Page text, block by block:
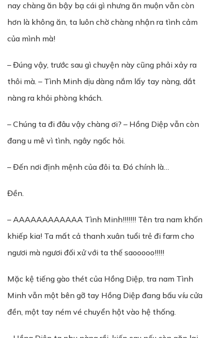
nay chàng ăn bậy bạ cái gì nhưng ăn muộn vẫn còn
hơn là không ăn, ta luôn chờ chàng nhận ra tình cảm
của mình mà!
– Đúng vậy, trước sau gì chuyện này cũng phải xảy ra
thôi mà. – Tình Minh dịu dàng nắm lấy tay nàng, dắt
nàng ra khỏi phòng khách.
– Chúng ta đi đâu vậy chàng ơi? – Hồng Diệp vẫn còn
đang u mê vì tình, ngây ngốc hỏi.
– Đến nơi định mệnh của đôi ta. Đó chính là…
Đền.
– AAAAAAAAAAAA Tình Minh!!!!!!! Tên tra nam khốn
khiếp kia! Ta mất cả thanh xuân tuổi trẻ đi farm cho
ngươi mà ngươi đối xử với ta thế saooooo!!!!!
Mặc kệ tiếng gào thét của Hồng Diệp, tra nam Tình
Minh vẫn một bên gỡ tay Hồng Diệp đang bấu víu cửa
đền, một tay ném vé chuyển hột vào hệ thống.